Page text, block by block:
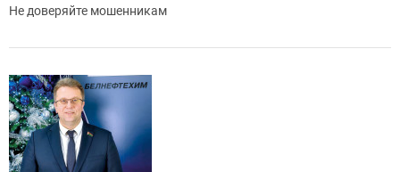
Не доверяйте мошенникам